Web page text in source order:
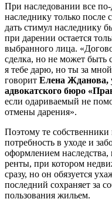
При наследовании все
наследнику только после
дать стимул наследнику
при дарении остается
выбранного лица.
сделка, но не может быть
я тебе дарю, но ты за
говорит Елена Жданова,
адвокатского бюро
если одариваемый не
отмены дарения».
Поэтому те
потребность в уходе и
оформлением
ренты, при котором
сразу, но он обязуется
последний сохраняет за
пользования жильем.